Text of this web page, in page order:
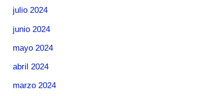
julio 2024
junio 2024
mayo 2024
abril 2024
marzo 2024